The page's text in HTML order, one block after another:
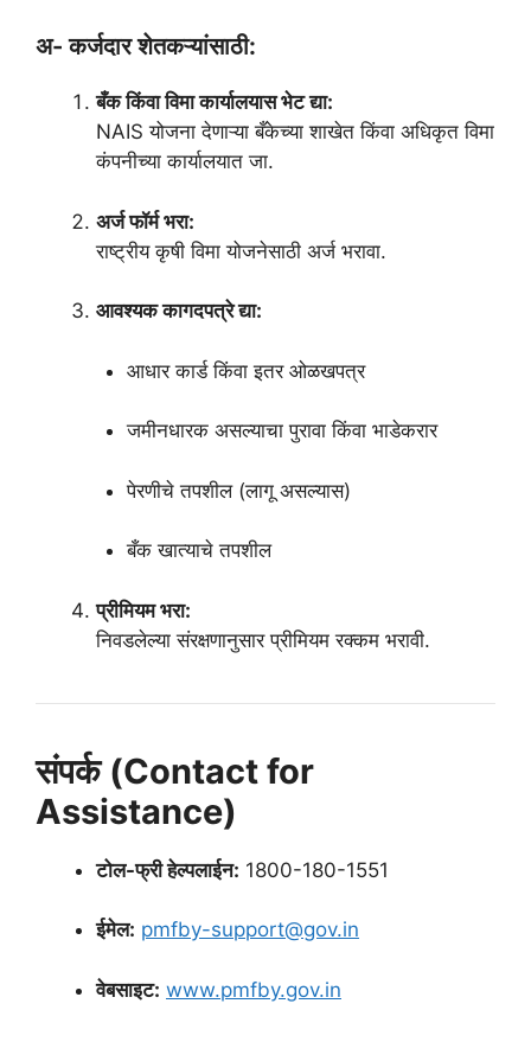
अ- कर्जदार शेतकऱ्यांसाठी:
बँक किंवा विमा कार्यालयास भेट द्या:
NAIS योजना देणाऱ्या बँकेच्या शाखेत किंवा अधिकृत विमा
कंपनीच्या कार्यालयात जा.
अर्ज फॉर्म भरा:
राष्ट्रीय कृषी विमा योजनेसाठी अर्ज भरावा.
आवश्यक कागदपत्रे द्या:
आधार कार्ड किंवा इतर ओळखपत्र
जमीनधारक असल्याचा पुरावा किंवा भाडेकरार
पेरणीचे तपशील (लागू असल्यास)
बँक खात्याचे तपशील
प्रीमियम भरा:
निवडलेल्या संरक्षणानुसार प्रीमियम रक्कम भरावी.
संपर्क (Contact for
Assistance)
टोल-फ्री हेल्पलाईन: 1800-180-1551
ईमेल: pmfby-support@gov.in
वेबसाइट: www.pmfby.gov.in